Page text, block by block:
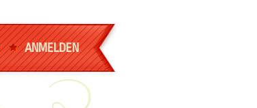
ANMELDEN